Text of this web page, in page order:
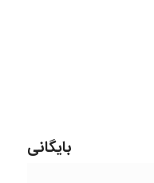
بایگانی